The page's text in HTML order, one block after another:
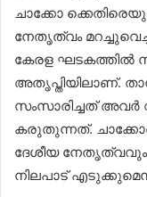
ചാക്കോ
നേതൃത്വം
കേരള ഘടകത്തിൽ
അതൃപ്തിയിലാണ്.
സംസാരിച്ചത് അവർ
കരുതുന്നത്.
ദേശീയ
നിലപാട്